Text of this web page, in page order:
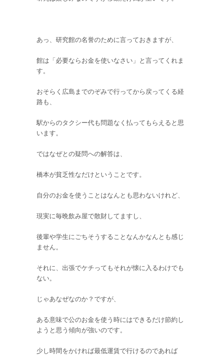
あっ、研究館の名誉のために言っておきますが、
館は「必要ならお金を使いなさい」と言ってくれま
す。
おそらく広島までのぞみで行ってから戻ってくる経
路も、
駅からのタクシー代も問題なく払ってもらえると思
います。
ではなぜとの疑問への解答は、
橋本が貧乏性なだけということです。
自分のお金を使うことはなんとも思わないけれど、
現実に毎晩飲み屋で散財してますし、
後輩や学生にごちそうすることなんかなんとも感じ
ません。
それに、出張でケチってもそれが懐に入るわけでも
ない。
じゃあなぜなのか？ですが、
ある意味で公のお金を使う時にはできるだけ節約し
ようと思う傾向が強いのです。
少し時間をかければ最低運賃で行けるのであれば